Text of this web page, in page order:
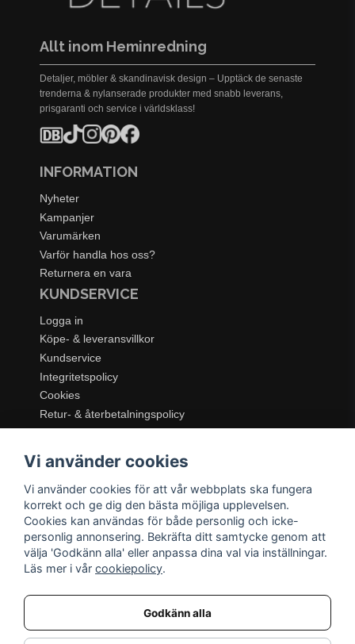
Allt inom Heminredning
Detaljer, möbler & skandinavisk design – Upptäck de senaste
trenderna & nylanserade produkter med snabb leverans,
prisgaranti och service i världsklass!
INFORMATION
Nyheter
Kampanjer
Varumärken
Varför handla hos oss?
Returnera en vara
KUNDSERVICE
Logga in
Köpe- & leveransvillkor
Kundservice
Integritetspolicy
Cookies
Retur- & återbetalningspolicy
Dukning & Servering
Kök & Matlagning
Belysning
Textil & Mattor
Möbler
Vi använder cookies
Vi använder cookies för att vår webbplats ska fungera
korrekt och ge dig den bästa möjliga upplevelsen.
Cookies kan användas för både personlig och icke-
personlig annonsering. Bekräfta ditt samtycke genom att
välja 'Godkänn alla' eller anpassa dina val via inställningar.
Läs mer i vår cookiepolicy.
Godkänn alla